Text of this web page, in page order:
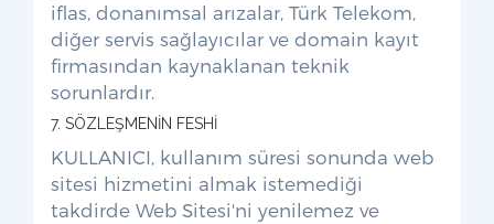
iflas, donanımsal arızalar, Türk Telekom,
diğer servis sağlayıcılar ve domain kayıt
firmasından kaynaklanan teknik
sorunlardır.
7. SÖZLEŞMENİN FESHİ
KULLANICI, kullanım süresi sonunda web
sitesi hizmetini almak istemediği
takdirde Web Sitesi'ni yenilemez ve